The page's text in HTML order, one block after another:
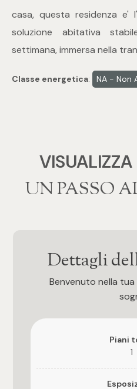
casa, questa residenza e'
soluzione abitativa
settimana, immersa nella
Classe energetica: NA - Non
‍‍UN PASSO
Dettagli
Benvenuto nella
Piani
1
2
3
Bagni
3